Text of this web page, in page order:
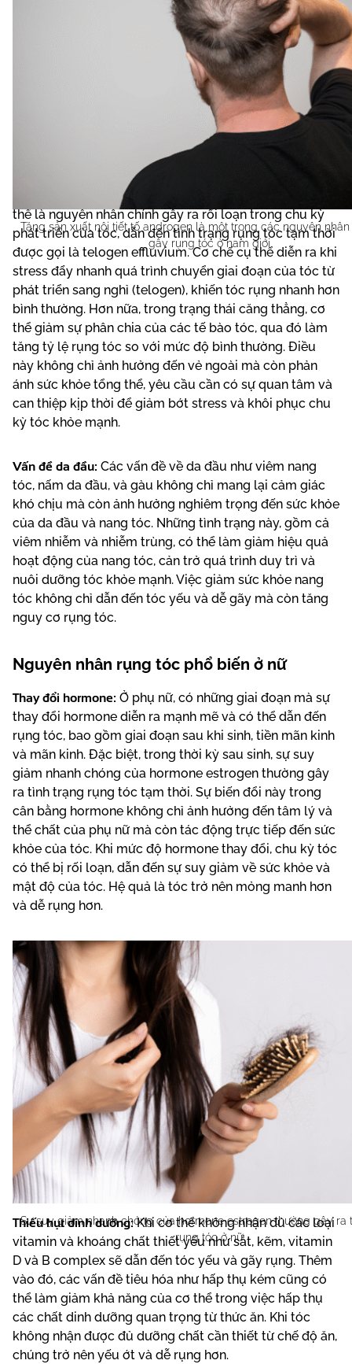
Tăng sản xuất nội tiết tố androgen là một trong các nguyên
gây rụng tóc ở nam giới
Stress, bao gồm cả yếu tố tâm lý và thể chất, có
thể là nguyên nhân chính gây ra rối loạn trong chu kỳ
phát triển của tóc, dẫn đến tình trạng rụng tóc tạm thời
được gọi là telogen effluvium. Cơ chế cụ thể diễn ra khi
stress đẩy nhanh quá trình chuyển giai đoạn của tóc từ
phát triển sang nghỉ (telogen), khiến tóc rụng nhanh hơn
bình thường. Hơn nữa, trong trạng thái căng thẳng, cơ
thể giảm sự phân chia của các tế bào tóc, qua đó làm
tăng tỷ lệ rụng tóc so với mức độ bình thường. Điều
này không chỉ ảnh hưởng đến vẻ ngoài mà còn phản
ánh sức khỏe tổng thể, yêu cầu cần có sự quan tâm và
can thiệp kịp thời để giảm bớt stress và khôi phục chu
kỳ tóc khỏe mạnh.
Vấn đề da đầu: Các vấn đề về da đầu như viêm nang
tóc, nấm da đầu, và gàu không chỉ mang lại cảm giác
khó chịu mà còn ảnh hưởng nghiêm trọng đến sức khỏe
của da đầu và nang tóc. Những tình trạng này, gồm cả
viêm nhiễm và nhiễm trùng, có thể làm giảm hiệu quả
hoạt động của nang tóc, cản trở quá trình duy trì và
nuôi dưỡng tóc khỏe mạnh. Việc giảm sức khỏe nang
tóc không chỉ dẫn đến tóc yếu và dễ gãy mà còn tăng
nguy cơ rụng tóc.
Nguyên nhân rụng tóc phổ biến ở nữ
Thay đổi hormone: Ở phụ nữ, có những giai đoạn mà sự
thay đổi hormone diễn ra mạnh mẽ và có thể dẫn đến
rụng tóc, bao gồm giai đoạn sau khi sinh, tiền mãn kinh
và mãn kinh. Đặc biệt, trong thời kỳ sau sinh, sự suy
giảm nhanh chóng của hormone estrogen thường gây
ra tình trạng rụng tóc tạm thời. Sự biến đổi này trong
cân bằng hormone không chỉ ảnh hưởng đến tâm lý và
thể chất của phụ nữ mà còn tác động trực tiếp đến sức
khỏe của tóc. Khi mức độ hormone thay đổi, chu kỳ tóc
có thể bị rối loạn, dẫn đến sự suy giảm về sức khỏe và
mật độ của tóc. Hệ quả là tóc trở nên mỏng manh hơn
và dễ rụng hơn.
Sự suy giảm nhanh chóng của hormone estrogen thường gây ra
rụng tóc ở nữ
Thiếu hụt dinh dưỡng:Khi cơ thể không nhận đủ các loại
vitamin và khoáng chất thiết yếu như sắt, kẽm, vitamin
D và B complex sẽ dẫn đến tóc yếu và gãy rụng. Thêm
vào đó, các vấn đề tiêu hóa như hấp thụ kém cũng có
thể làm giảm khả năng của cơ thể trong việc hấp thụ
các chất dinh dưỡng quan trọng từ thức ăn. Khi tóc
không nhận được đủ dưỡng chất cần thiết từ chế độ ăn,
chúng trở nên yếu ớt và dễ rụng hơn.